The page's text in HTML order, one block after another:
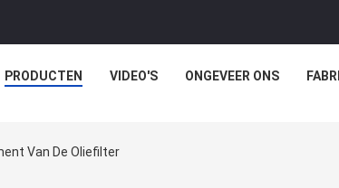
PRODUCTEN VIDEO'S ONGEVEER ONS
Van De Oliefilter